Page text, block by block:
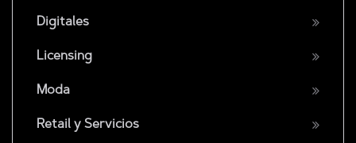
Digitales
Licensing
Moda
Retail y Servicios